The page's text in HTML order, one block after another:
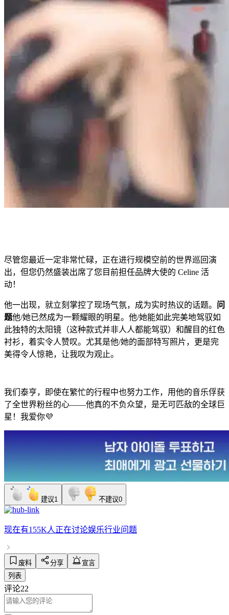
尽管您最近一定非常忙碌，正在进行规模空前的世界巡回演
出，但您仍然盛装出席了您目前担任品牌大使的 Celine 活
动！
他一出现，就立刻掌控了现场气氛，成为实时热议的话题。 问
题他/她已然成为一颗耀眼的明星。他/她能如此完美地驾驭如
此独特的太阳镜（这种款式并非人人都能驾驭）和醒目的红色
衬衫，着实令人赞叹。尤其是他/她的面部特写照片，更是完
美得令人惊艳，让我叹为观止。
我们泰亨，即使在繁忙的行程中也努力工作，用他的音乐俘获
了全世界粉丝的心——他真的不负众望，是无可匹敌的全球巨
星！我爱你💜
建议1 不建议0
现在有155K人正在讨论娱乐行业问题
废料 分享
宣言
列表
评论22